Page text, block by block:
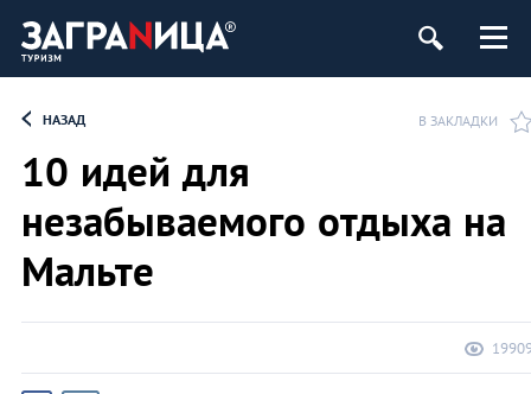
НАЗАД В ЗАКЛАДКИ
10 идей для
незабываемого отдыха на
Мальте